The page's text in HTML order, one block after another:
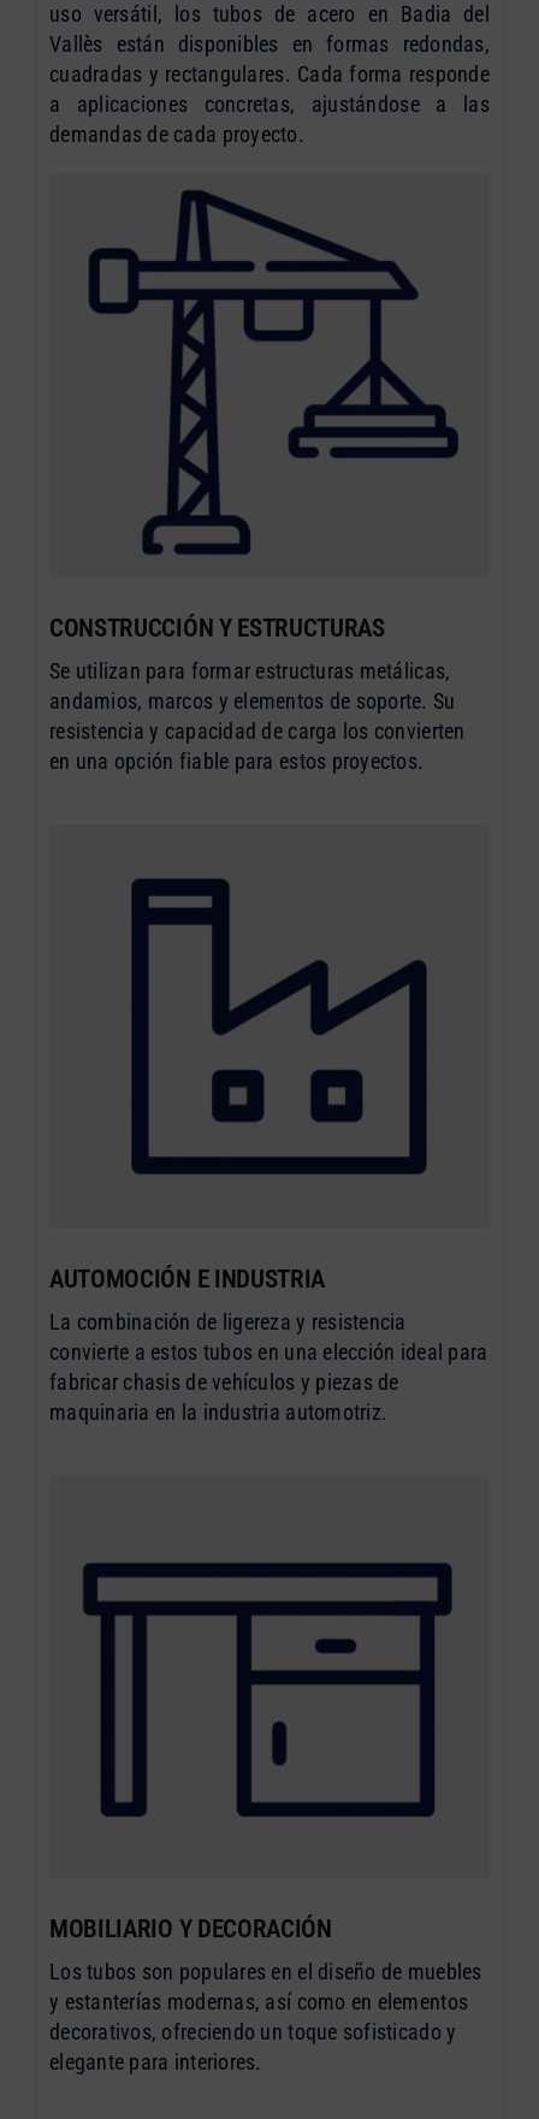
uso versátil, los tubos de acero en Badia del
Vallès están disponibles en formas redondas,
cuadradas y rectangulares. Cada forma responde
a aplicaciones concretas, ajustándose a las
demandas de cada proyecto.
CONSTRUCCIÓN Y ESTRUCTURAS
Se utilizan para formar estructuras metálicas,
andamios, marcos y elementos de soporte. Su
resistencia y capacidad de carga los convierten
en una opción fiable para estos proyectos.
AUTOMOCIÓN E INDUSTRIA
La combinación de ligereza y resistencia
convierte a estos tubos en una elección ideal para
fabricar chasis de vehículos y piezas de
maquinaria en la industria automotriz.
MOBILIARIO Y DECORACIÓN
Los tubos son populares en el diseño de muebles
y estanterías modernas, así como en elementos
decorativos, ofreciendo un toque sofisticado y
elegante para interiores.